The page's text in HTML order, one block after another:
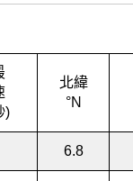
)
北緯
°N
6.8